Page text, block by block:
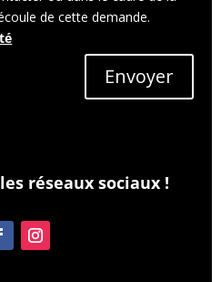
de cette demande.
Envoyer
réseaux sociaux !